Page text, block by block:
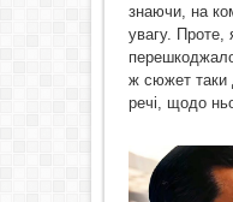
знаючи, на
увагу. Проте,
ж сюжет таки
речі, щодо